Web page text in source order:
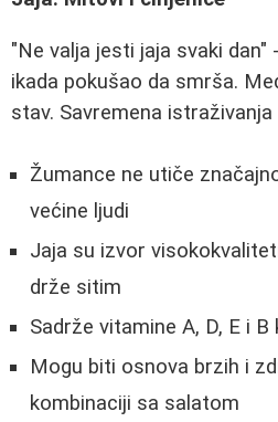
"Ne valja jesti jaja svaki dan"
ikada pokušao da smrša.
stav. Savremena istraživanja
Žumance ne utiče
većine ljudi
Jaja su izvor
drže sitim
Sadrže vitamine A, D, E i B
Mogu biti osnova brzih i
kombinaciji sa salatom